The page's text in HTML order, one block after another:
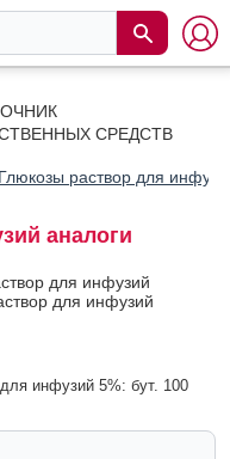
СРЕДСТВ
Глюкозы раствор для
аналоги
для инфузий
для инфузий
инфузий 5%: бут. 100